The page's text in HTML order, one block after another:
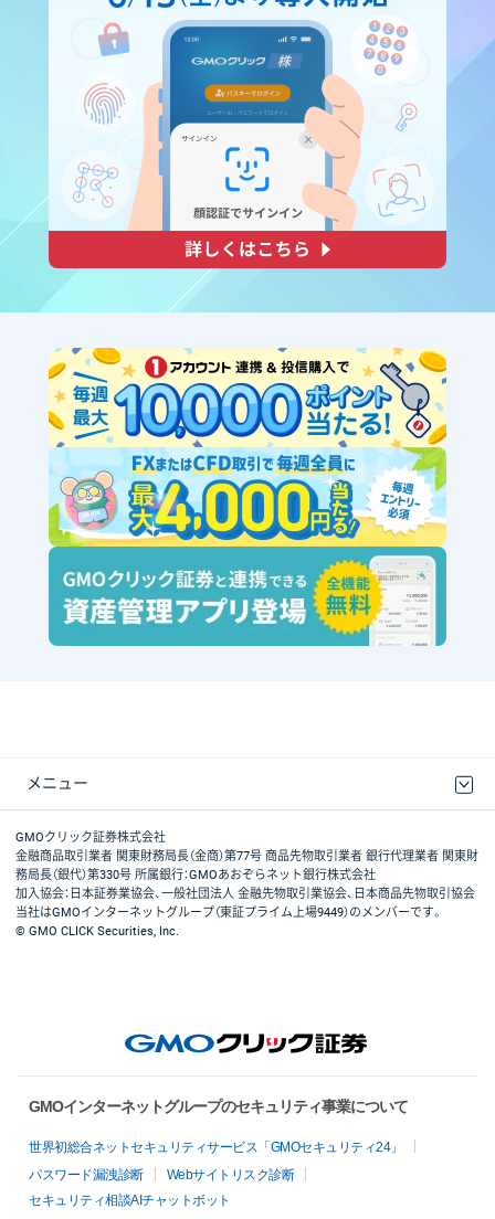
メニュー
取引規程・約款
最良執行方針
ディスクレイマー
リスク説明
GMOクリック証券ホームページ
GMOクリック証券株式会社
金融商品取引業者 関東財務局長（金商）第77号 商品先物取引業者 銀行代理業者 関東財
務局長（銀代）第330号 所属銀行：GMOあおぞらネット銀行株式会社
加入協会：日本証券業協会、一般社団法人 金融先物取引業協会、日本商品先物取引協会
当社はGMOインターネットグループ（東証プライム上場9449）のメンバーです。
© GMO CLICK Securities, Inc.
GMOインターネットグループのセキュリティ事業について
世界初総合ネットセキュリティサービス「GMOセキュリティ24」
パスワード漏洩診断
Webサイトリスク診断
セキュリティ相談AIチャットボット